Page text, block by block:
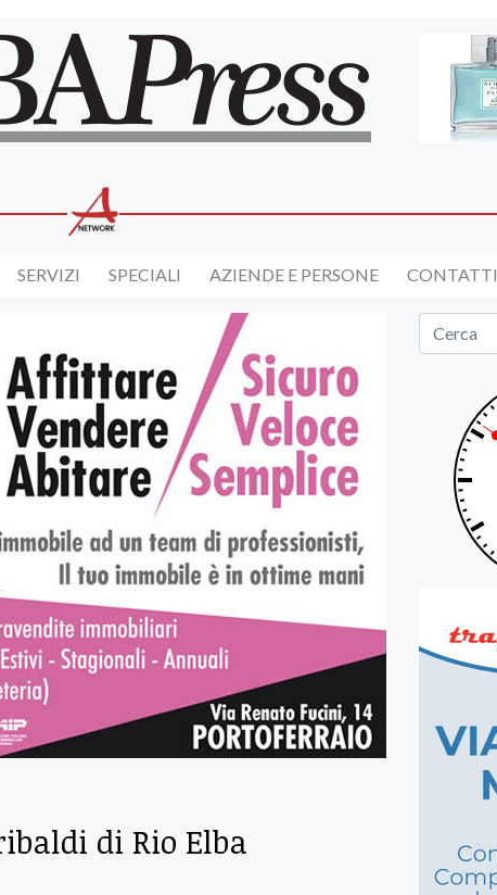
SERVIZI SPECIALI AZIENDE E PERSONE CONTATTI
di Rio Elba